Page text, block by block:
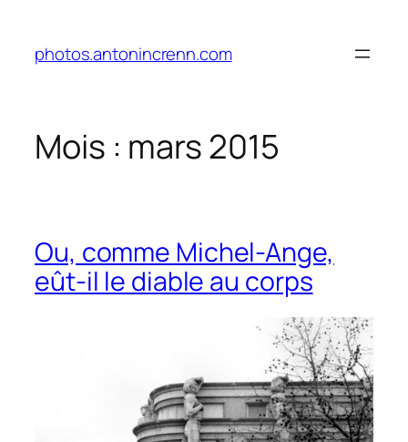
contenu
photos.antonincrenn.com
Mois : mars 2015
Ou, comme Michel-Ange,
eût-il le diable au corps